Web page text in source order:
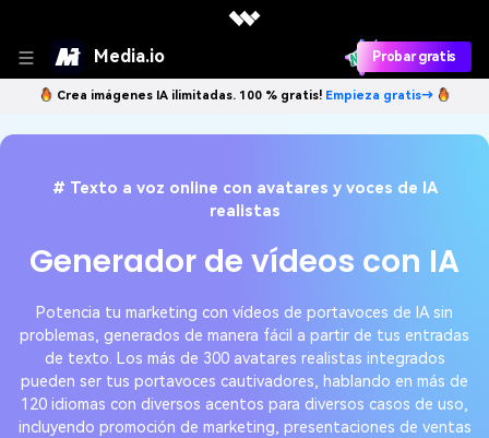
Media.io Probar gratis
Crea imágenes IA ilimitadas. 100 % gratis! Empieza gratis→
# Texto a voz online con avatares y voces de IA
realistas
Generador de vídeos con IA
Potencia tu marketing con vídeos de portavoces de IA sin
problemas, generados de manera fácil a partir de tus entradas
de texto. Los más de 300 avatares realistas integrados
pueden ser tus portavoces cautivadores, hablando en más de
120 idiomas con diversos acentos para diversos casos de uso,
incluyendo promoción de marketing, presentaciones de ventas